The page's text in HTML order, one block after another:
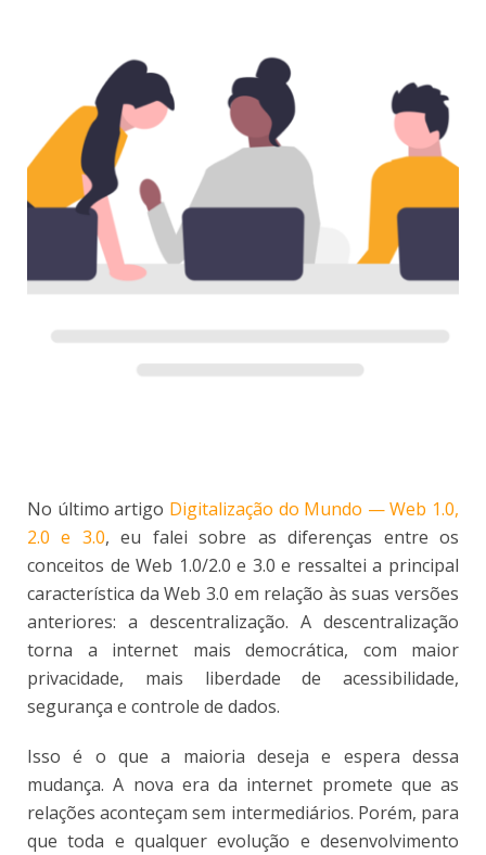
No último artigo Digitalização do Mundo — Web 1.0,
2.0 e 3.0, eu falei sobre as diferenças entre os
conceitos de Web 1.0/2.0 e 3.0 e ressaltei a principal
característica da Web 3.0 em relação às suas versões
anteriores: a descentralização. A descentralização
torna a internet mais democrática, com maior
privacidade, mais liberdade de acessibilidade,
segurança e controle de dados.
Isso é o que a maioria deseja e espera dessa
mudança. A nova era da internet promete que as
relações aconteçam sem intermediários. Porém, para
que toda e qualquer evolução e desenvolvimento